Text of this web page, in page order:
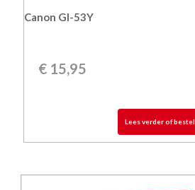
Canon GI-53Y
€15,95
Lees verder of bestel